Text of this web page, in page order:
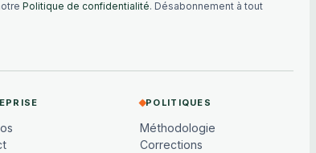
Politique de confidentialité. Désabonnement à tout
POLITIQUES
Méthodologie
Corrections